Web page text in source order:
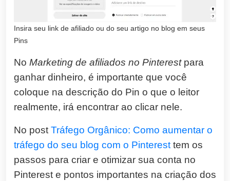
Insira seu link de afiliado ou do seu artigo no blog em seus
Pins
No Marketing de afiliados no Pinterest para
ganhar dinheiro, é importante que você
coloque na descrição do Pin o que o leitor
realmente, irá encontrar ao clicar nele.
No post Tráfego Orgânico: Como aumentar o
tráfego do seu blog com o Pinteresttem os
passos para criar e otimizar sua conta no
Pinterest e pontos importantes na criação dos